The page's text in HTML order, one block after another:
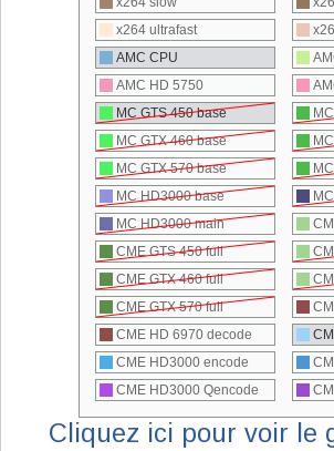
Cliquez ici pour voir le